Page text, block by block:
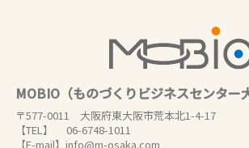
MOBIO（ものづくりビジネスセンター
〒577-0011 大阪府東大阪市荒本北1-4-17
【TEL】 06-6748-1011
【E-mail】info@m-osaka.com